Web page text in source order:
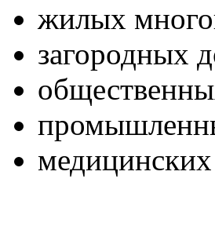
жилых
загородных
медицинских